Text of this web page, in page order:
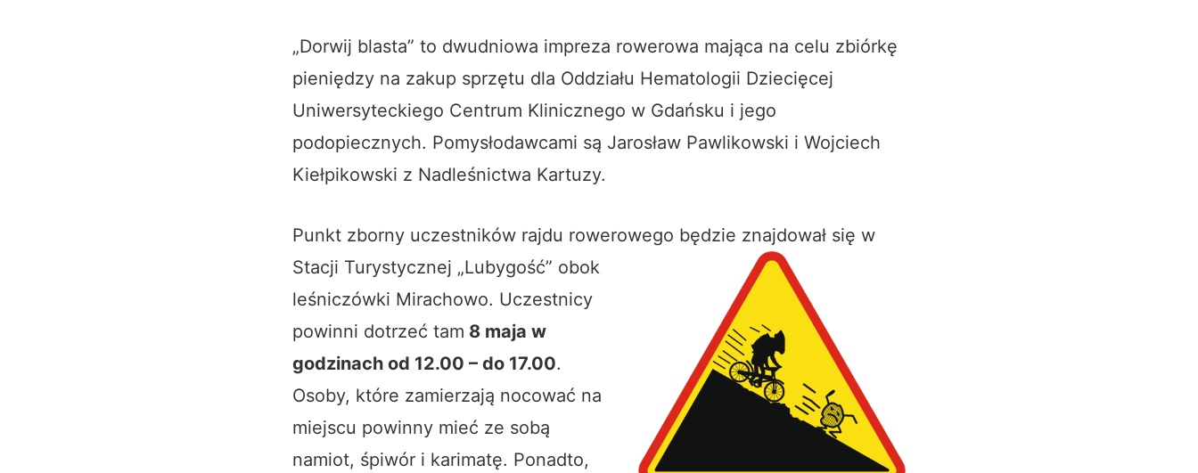
„Dorwij blasta” to dwudniowa impreza rowerowa mająca na celu zbiórkę
pieniędzy na zakup sprzętu dla Oddziału Hematologii Dziecięcej
Uniwersyteckiego Centrum Klinicznego w Gdańsku i jego
podopiecznych. Pomysłodawcami są Jarosław Pawlikowski i Wojciech
Kiełpikowski z Nadleśnictwa Kartuzy.
Punkt zborny uczestników rajdu rowerowego będzie znajdował się w
Stacji Turystycznej „Lubygość” obok
leśniczówki Mirachowo. Uczestnicy
powinni dotrzeć tam 8 maja w
godzinach od 12.00 – do 17.00.
Osoby, które zamierzają nocować na
miejscu powinny mieć ze sobą
namiot, śpiwór i karimatę. Ponadto,